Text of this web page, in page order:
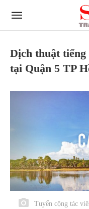
Dịch thuật tiếng
tại Quận 5 TP
Tuyển cộng tác